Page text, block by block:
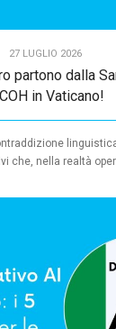
27 LUGLIO 2026
partono dalla
in Vaticano!
che, nella realtà